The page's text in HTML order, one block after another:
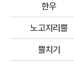
한우
노고지리뿔
뿔치기